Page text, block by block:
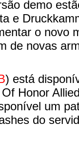
demo
e
o novo
de novas
) está
Honor
um
do